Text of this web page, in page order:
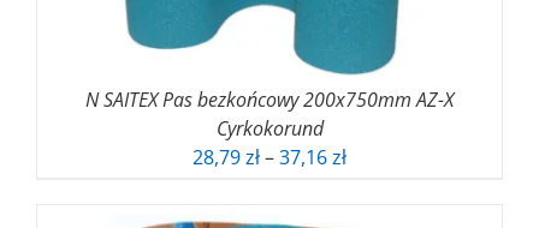
N SAITEX Pas bezkońcowy 200x750mm AZ-X
Cyrkokorund
28,79zł–37,16złZakres